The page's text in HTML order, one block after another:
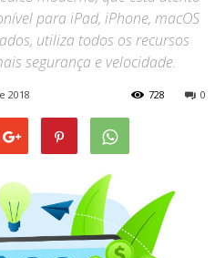
para iPad, iPhone, macOS
utiliza todos os recursos
segurança e velocidade.
2018 0
728